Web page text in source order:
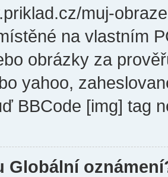
muj-
na vlastním
obrázky za
yahoo,
BBCode [img] tag
Globální